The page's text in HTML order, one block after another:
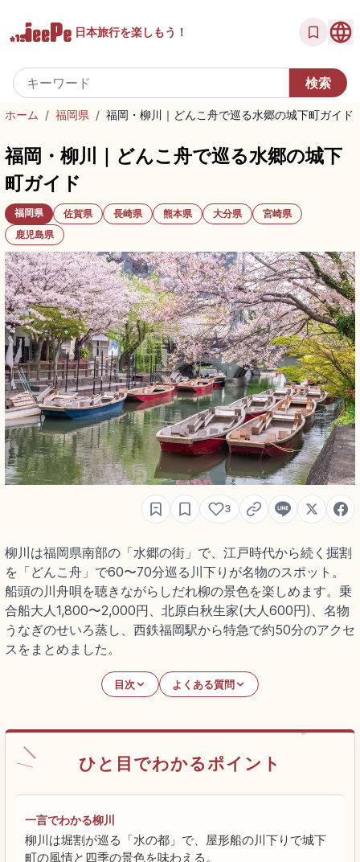
日本旅行を楽しもう！
ホーム / 福岡県 / 福岡・柳川｜どんこ舟で巡る水郷の城下町ガイド
福岡・柳川｜どんこ舟で巡る水郷の城下
町ガイド
福岡県 佐賀県 長崎県 熊本県 大分県
宮崎県
鹿児島県
3
柳川は福岡県南部の「水郷の街」で、江戸時代から続く掘割
を「どんこ舟」で60〜70分巡る川下りが名物のスポット。
船頭の川舟唄を聴きながらしだれ柳の景色を楽しめます。乗
合船大人1,800〜2,000円、北原白秋生家(大人600円)、名物
うなぎのせいろ蒸し、西鉄福岡駅から特急で約50分のアクセ
スをまとめました。
目次 よくある質問
ひと目でわかるポイント
一言でわかる柳川
柳川は堀割が巡る「水の都」で、屋形船の川下りで城下
町の風情と四季の景色を味わえる。